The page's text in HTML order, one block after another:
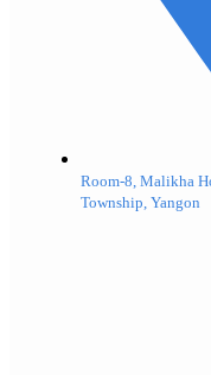
Room-8, Malikha
Township, Yangon